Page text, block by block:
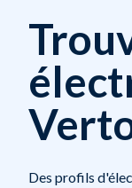
Des profils